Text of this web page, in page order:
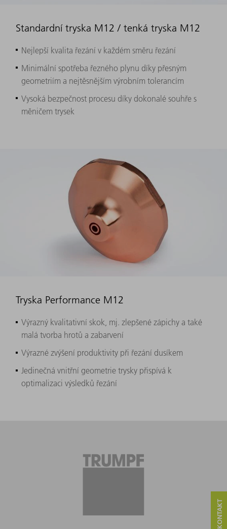
Standardní tryska M12 / tenká tryska M12
Nejlepší kvalita řezání v každém směru řezání
Minimální spotřeba řezného plynu díky přesným
geometriím a nejtěsnějším výrobním tolerancím
Vysoká bezpečnost procesu díky dokonalé souhře s
měničem trysek
Tryska Performance M12
Výrazný kvalitativní skok, mj. zlepšené zápichy a také
malá tvorba hrotů a zabarvení
Výrazné zvýšení produktivity při řezání dusíkem
Jedinečná vnitřní geometrie trysky přispívá k
optimalizaci výsledků řezání